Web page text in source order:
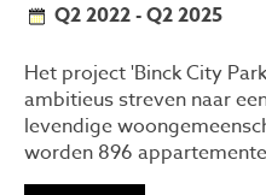
Q2 2022 - Q2 2025
Het project 'Binck City
ambitieus streven naar
levendige
worden 896